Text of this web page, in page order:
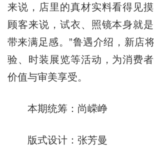
来说，店里的真材实料看得见
顾客来说，试衣、照镜本身就
带来满足感。”鲁遇介绍，新店
验、时装展览等活动，为消费
价值与审美享受。
本期统筹：尚嵘峥
版式设计：张芳曼